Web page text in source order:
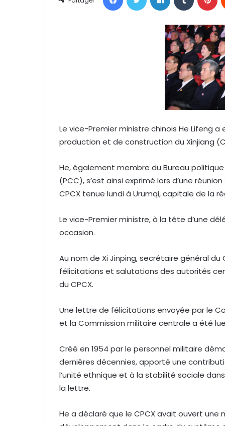
y
r
n
c
o
u
i
e
Le vice-Premier ministre chinois He Lifeng
production et de construction du Xinjiang
He, également membre du Bureau
(PCC), s’est ainsi exprimé lors d’une
CPCX tenue lundi à Urumqi, capitale de la
Le vice-Premier ministre, à la tête d’une
occasion.
Au nom de Xi Jinping, secrétaire général
félicitations et salutations des autorités
du CPCX.
Une lettre de félicitations envoyée par le
et la Commission militaire centrale a été
Créé en 1954 par le personnel militaire
dernières décennies, apporté une
l’unité ethnique et à la stabilité sociale
la lettre.
He a déclaré que le CPCX avait ouvert